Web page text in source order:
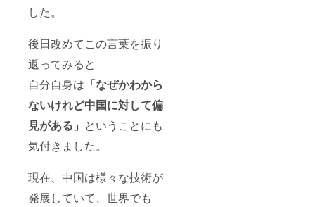
した。
後日改めてこの言葉を振り
返ってみると
自分自身は 「なぜかわから
ないけれど中国に対して偏
見がある」 ということにも
気付きました。
現在、中国は様々な技術が
発展していて、世界でも